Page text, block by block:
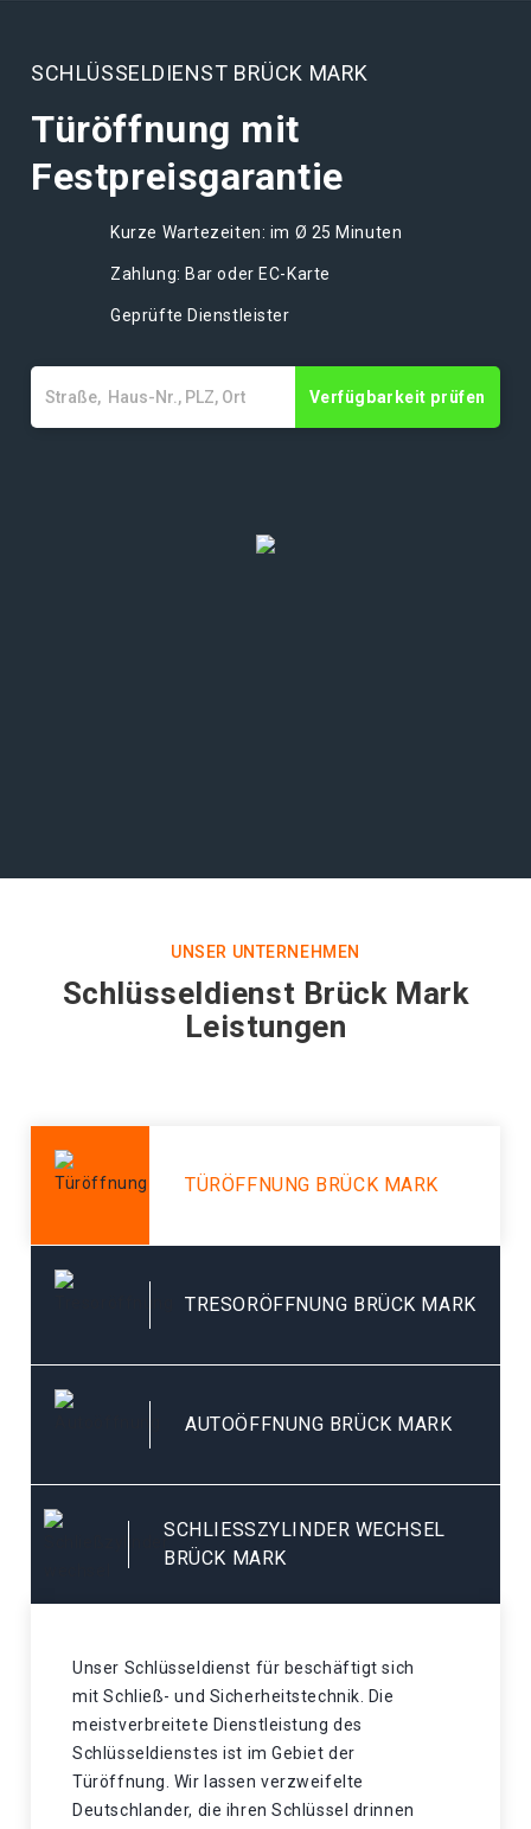
SCHLÜSSELDIENST BRÜCK MARK
Türöffnung mit
Festpreisgarantie
Kurze Wartezeiten: im Ø 25 Minuten
Zahlung: Bar oder EC-Karte
Geprüfte Dienstleister
Verfügbarkeit prüfen
UNSER UNTERNEHMEN
Schlüsseldienst Brück Mark
Leistungen
TÜRÖFFNUNG BRÜCK MARK
TRESORÖFFNUNG BRÜCK MARK
AUTOÖFFNUNG BRÜCK MARK
SCHLIESSZYLINDER WECHSEL B
RÜCK MARK
Unser Schlüsseldienst für beschäftigt sich
mit Schließ- und Sicherheitstechnik. Die
meistverbreitete Dienstleistung des
Schlüsseldienstes ist im Gebiet der
Türöffnung. Wir lassen verzweifelte
Deutschlander, die ihren Schlüssel drinnen